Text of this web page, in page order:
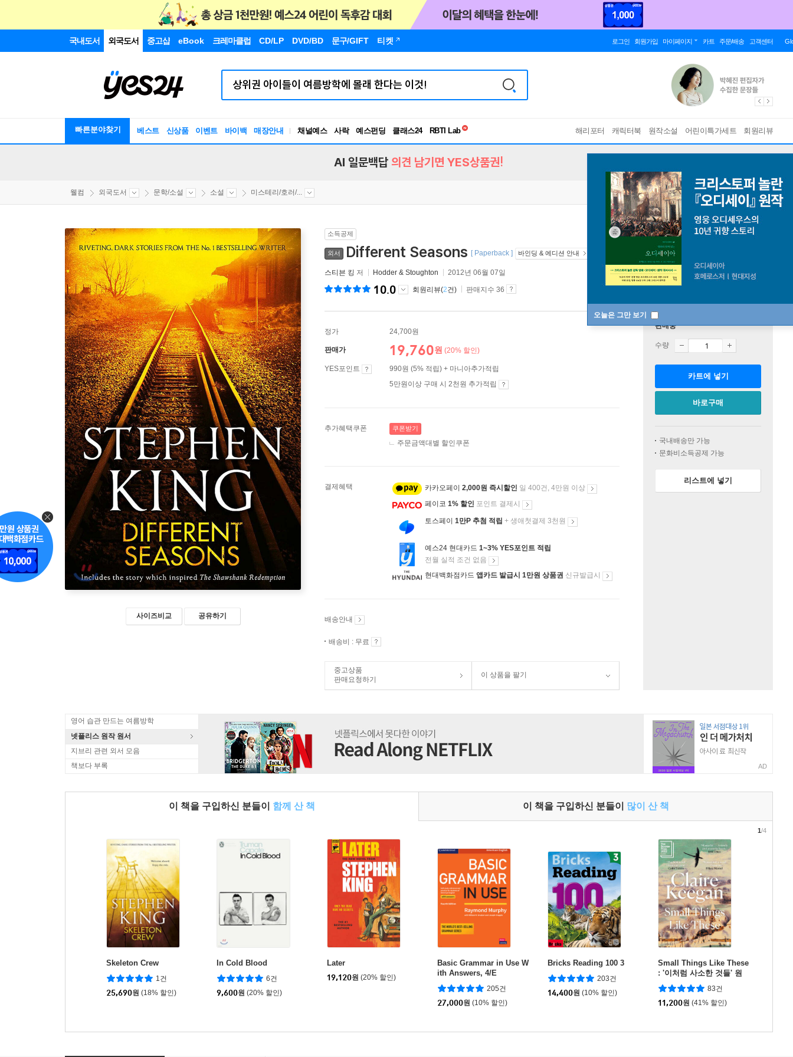
국내도서 외국도서 중고샵 eBook 크레마클럽 CD/LP DVD/BD 문구/GIFT 티켓 로그인 회원가입 마이페이지 카트 주문/배송 고객센터
빠른분야찾기 베스트 신상품 이벤트 바이백 매장안내 채널예스 사락 예스펀딩 클래스24
독서유형검사
해리포터 캐릭터북 원작소설 어린이특가세트 회원리뷰
오늘은 그만 보기
AI 일문백답 의견 남기면 YES상품권!
웰컴 외국도서 문학/소설 소설 미스테리/호러/...
사이즈비교 공유하기
소득공제
외서 Different Seasons [ Paperback ] 바인딩 & 에디션 안내
스티븐 킹 저 Hodder & Stoughton 2012년 06월 07일
10.0 회원리뷰(2건) 판매지수 36
정가 24,700원
판매가 19,760원 (20% 할인)
YES포인트
990원 (5% 적립) + 마니아추가적립
5만원이상 구매 시 2천원 추가적립
추가혜택쿠폰 쿠폰받기
주문금액대별 할인쿠폰
결제혜택 카카오페이 2,000원 즉시할인 일 400건, 4만원 이상
페이코 1% 할인 포인트 결제시
토스페이 1만P 추첨 적립 + 생애첫결제 3천원
예스24 현대카드 1~3% YES포인트 적립
전월 실적 조건 없음
현대백화점카드 앱카드 발급시 1만원 상품권 신규발급시
배송안내
배송비 : 무료
중고상품
판매요청하기
이 상품을 팔기
판매중
수량
카트에 넣기
바로구매
국내배송만 가능
문화비소득공제 가능
리스트에 넣기
영어 습관 만드는 여름방학
넷플리스 원작 원서
지브리 관련 외서 모음
책보다 부록
AD
이 책을 구입하신 분들이 함께 산 책 이 책을 구입하신 분들이 많이 산 책
Skeleton Crew
1건
25,690원 (18% 할인)
In Cold Blood
6건
9,600원 (20% 할인)
Later
19,120원 (20% 할인)
Basic Grammar in Use W
ith Answers, 4/E
205건
27,000원 (10% 할인)
Bricks Reading 100 3
203건
14,400원 (10% 할인)
Small Things Like These
: '이처럼 사소한 것들' 원
서
83건
11,200원 (41% 할인)
1/4